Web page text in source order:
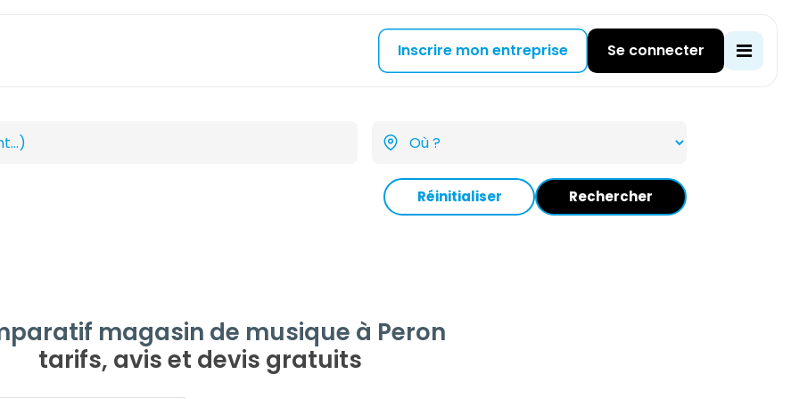
Inscrire mon entreprise Se connecter
Réinitialiser Rechercher
magasin de musique à Peron
tarifs, avis et devis gratuits